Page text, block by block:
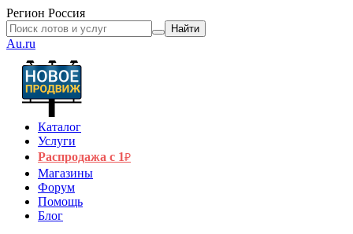
Регион Россия
Найти
Au.ru
Каталог
Услуги
Распродажа с 1₽
Магазины
Форум
Помощь
Блог